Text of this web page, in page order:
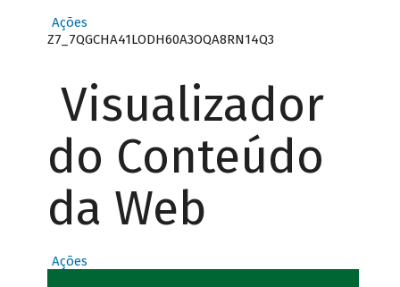
Ações
Z7_7QGCHA41LODH60A3OQA8RN14Q3
Visualizador
do Conteúdo
da Web
Ações